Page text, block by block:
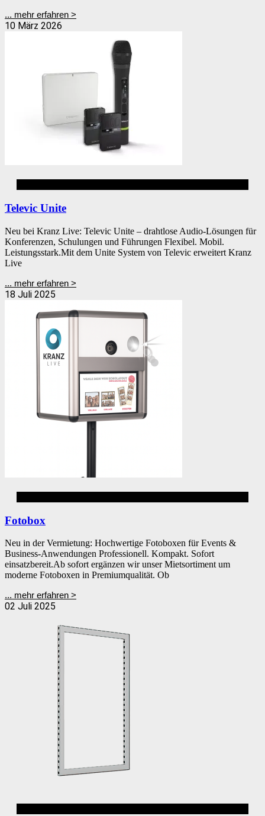
... mehr erfahren >
10 März 2026
Televic Unite
Neu bei Kranz Live: Televic Unite – drahtlose Audio-Lösungen für
Konferenzen, Schulungen und Führungen Flexibel. Mobil.
Leistungsstark.Mit dem Unite System von Televic erweitert Kranz
Live
... mehr erfahren >
18 Juli 2025
Fotobox
Neu in der Vermietung: Hochwertige Fotoboxen für Events &
Business-Anwendungen Professionell. Kompakt. Sofort
einsatzbereit.Ab sofort ergänzen wir unser Mietsortiment um
moderne Fotoboxen in Premiumqualität. Ob
... mehr erfahren >
02 Juli 2025